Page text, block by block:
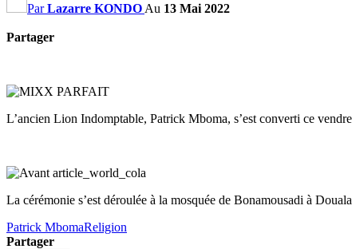
ParLazarre KONDO Au 13 Mai 2022
Partager
L’ancien Lion Indomptable, Patrick Mboma, s’est converti ce
La cérémonie s’est déroulée à la mosquée de Bonamousadi à
Patrick MbomaReligion
Partager